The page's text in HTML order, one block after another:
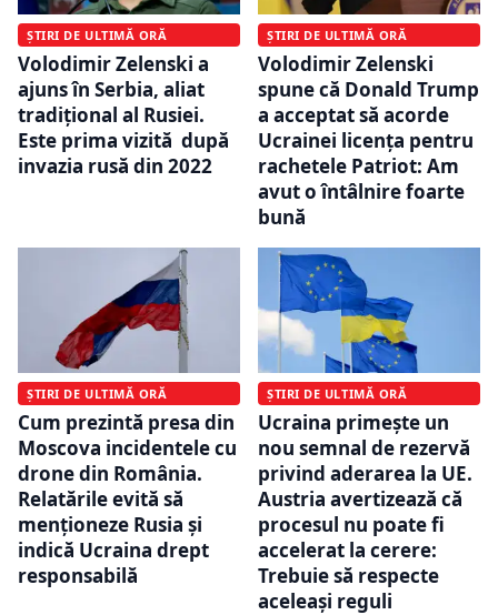
ȘTIRI DE ULTIMĂ ORĂ
Volodimir Zelenski a
ajuns în Serbia, aliat
tradiţional al Rusiei.
Este prima vizită după
invazia rusă din 2022
ȘTIRI DE ULTIMĂ ORĂ
Volodimir Zelenski
spune că Donald Trump
a acceptat să acorde
Ucrainei licenţa pentru
rachetele Patriot: Am
avut o întâlnire foarte
bună
ȘTIRI DE ULTIMĂ ORĂ
Cum prezintă presa din
Moscova incidentele cu
drone din România.
Relatările evită să
menționeze Rusia și
indică Ucraina drept
responsabilă
ȘTIRI DE ULTIMĂ ORĂ
Ucraina primește un
nou semnal de rezervă
privind aderarea la UE.
Austria avertizează că
procesul nu poate fi
accelerat la cerere:
Trebuie să respecte
aceleași reguli